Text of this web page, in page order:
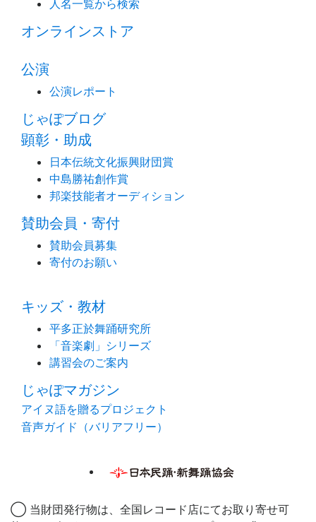
人名一覧から検索
オンラインストア
公演
公演レポート
じゃぽブログ
顕彰・助成
日本伝統文化振興財団賞
中島勝祐創作賞
邦楽技能者オーディション
賛助会員・寄付
賛助会員募集
寄付のお願い
キッズ・教材
平多正於舞踊研究所
「音楽劇」シリーズ
講習会のご案内
じゃぽマガジン
アイヌ語を贈るプロジェクト
音声ガイド（バリアフリー）
◯ 当財団発行物は、全国レコード店にてお取り寄せ可